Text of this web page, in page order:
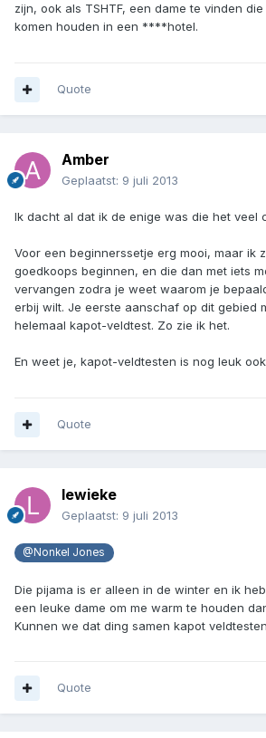
zijn, ook als TSHTF, een dame te vinden
komen houden in een ****hotel.
Quote
Amber
Geplaatst: 9 juli 2013
Ik dacht al dat ik de enige was die het veel
Voor een beginnerssetje erg mooi, maar ik
goedkoops beginnen, en die dan met iets
vervangen zodra je weet waarom je
erbij wilt. Je eerste aanschaf op dit gebied
helemaal kapot-veldtest. Zo zie ik het.
En weet je, kapot-veldtesten is nog leuk
Quote
lewieke
Geplaatst: 9 juli 2013
@Nonkel Jones
Die pijama is er alleen in de winter en ik
een leuke dame om me warm te houden
Kunnen we dat ding samen kapot
Quote